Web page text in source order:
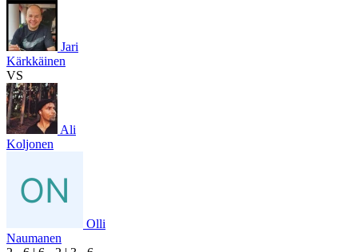
Jari
Kärkkäinen
VS
Ali
Koljonen
Olli
Naumanen